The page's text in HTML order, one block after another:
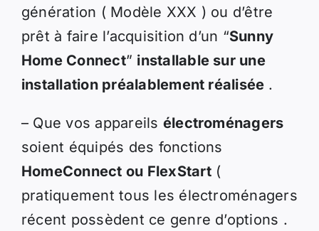
génération ( Modèle XXX ) ou d’être
prêt à faire l’acquisition d’un “Sunny
Home Connect” installable sur une
installation préalablement réalisée .
– Que vos appareils électroménagers
soient équipés des fonctions
HomeConnect ou FlexStart(
pratiquement tous les électroménagers
récent possèdent ce genre d’options .